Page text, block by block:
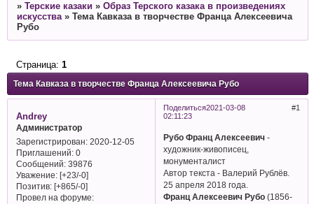
» Терские казаки » Образ Терского казака в произведениях
искусства » Тема Кавказа в творчестве Франца Алексеевича
Рубо
Тема Кавказа в творчестве Франца Алексеевича Рубо
Страница: 1
Поделиться 1
2021-03-08
02:11:23
Andrey
Администратор
Зарегистрирован: 2020-12-05
Приглашений:0
Сообщений:39876
Уважение: [+23/-0]
Позитив: [+865/-0]
Провел на форуме:
Рубо Франц Алексеевич -
художник-живописец,
монументалист
Автор текста - Валерий Рублёв.
25 апреля 2018 года.
Франц Алексеевич Рубо (1856-